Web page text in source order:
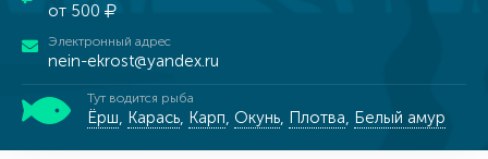
от 500
Электронный адрес
nein-ekrost@yandex.ru
Тут водится рыба
Ёрш, Карась, Карп, Окунь, Плотва, Белый амур